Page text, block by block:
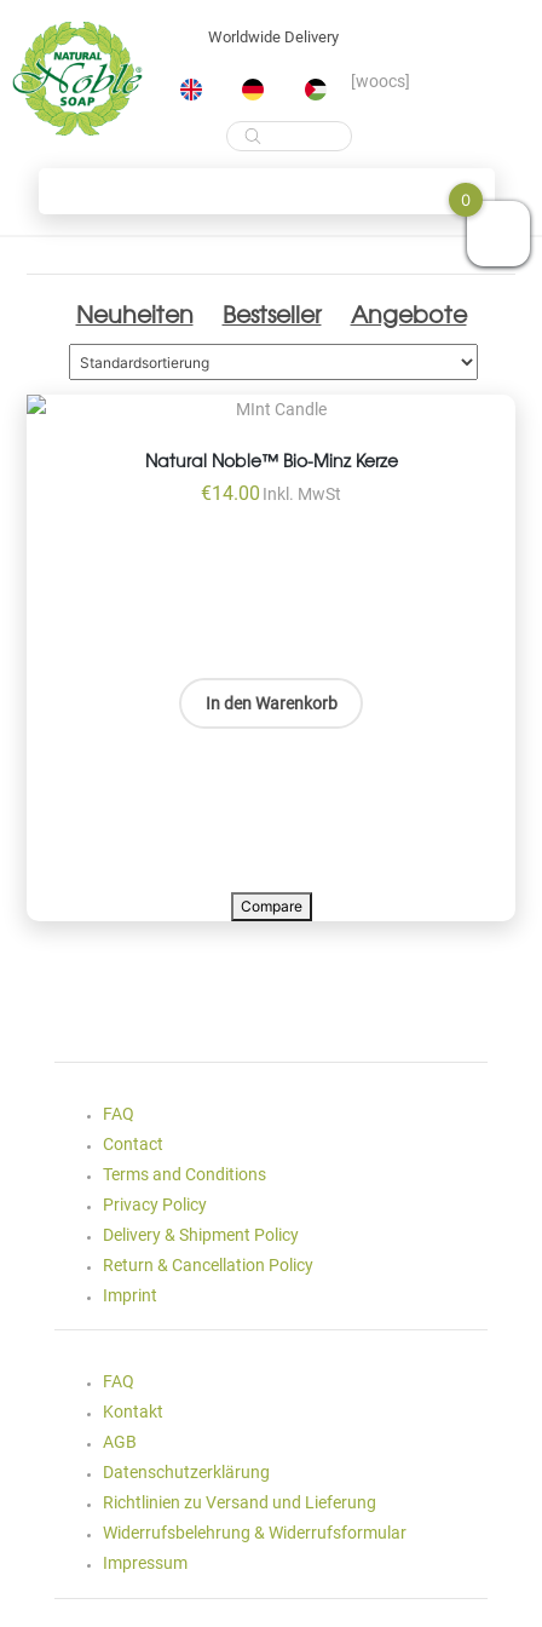
Worldwide Delivery
[woocs]
Products
search
Shop
Neuheiten Bestseller Angebote
Natural Noble™ Bio-Minz Kerze
€14.00 Inkl. MwSt
In den Warenkorb
Compare
FAQ
Contact
Terms and Conditions
Privacy Policy
Delivery & Shipment Policy
Return & Cancellation Policy
Imprint
FAQ
Kontakt
AGB
Datenschutzerklärung
Richtlinien zu Versand und Lieferung
Widerrufsbelehrung & Widerrufsformular
Impressum
0